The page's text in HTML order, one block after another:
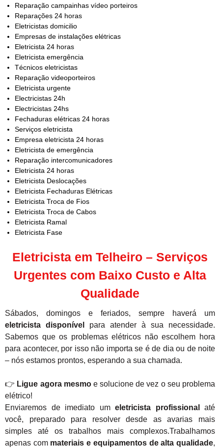
Reparação campainhas vídeo porteiros
Reparações 24 horas
Eletricistas domicilio
Empresas de instalações elétricas
Eletricista 24 horas
Eletricista emergência
Técnicos eletricistas
Reparação videoporteiros
Eletricista urgente
Electricistas 24h
Electricistas 24hs
Fechaduras elétricas 24 horas
Serviços eletricista
Empresa eletricista 24 horas
Eletricista de emergência
Reparação intercomunicadores
Eletricista 24 horas
Eletricista Deslocações
Eletricista Fechaduras Elétricas
Eletricista Troca de Fios
Eletricista Troca de Cabos
Eletricista Ramal
Eletricista Fase
Eletricista em Telheiro – Serviços
Urgentes com Baixo Custo e Alta
Qualidade
Sábados, domingos e feriados, sempre haverá um
eletricista disponível
para atender à sua necessidade.
Sabemos que os problemas elétricos não escolhem hora
para acontecer, por isso não importa se é de dia ou de noite
– nós estamos prontos, esperando a sua chamada.
👉 Ligue agora mesmoe solucione de vez o seu problema
elétrico!
Enviaremos de imediato um eletricista profissional
até
você, preparado para resolver desde as avarias mais
simples até os trabalhos mais complexos.Trabalhamos
apenas com materiais e equipamentos de alta qualidade,